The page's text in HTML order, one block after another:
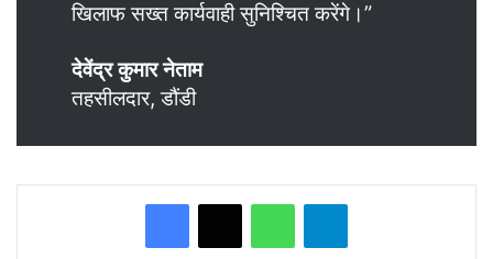
खिलाफ सख्त कार्यवाही सुनिश्चित करेंगे।”
देवेंद्र कुमार नेताम
तहसीलदार, डौंडी